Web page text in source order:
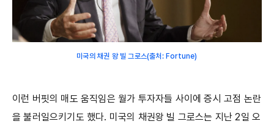
미국의 채권 왕 빌 그로스(출처: Fortune)
이런 버핏의 매도 움직임은 월가 투자자들 사이에 증시 고점 논란
을 불러일으키기도 했다. 미국의 채권왕 빌 그로스는 지난 2일 오